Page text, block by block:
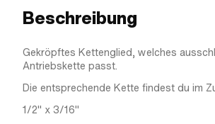
Beschreibung
Gekröpftes Kettenglied, welches
Antriebskette passt.
Die entsprechende Kette findest du im
1/2" x 3/16"